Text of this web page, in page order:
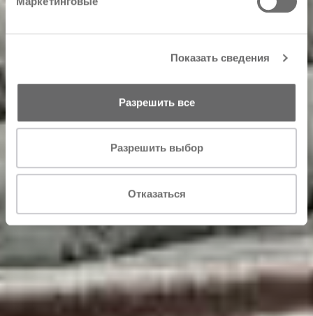
Показать сведения
Разрешить все
Разрешить выбор
Отказаться